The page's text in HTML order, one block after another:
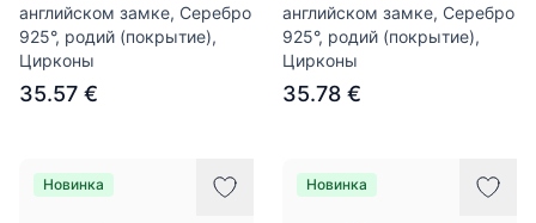
английском замке, Серебро
925°, родий (покрытие),
Цирконы
35.57 €
английском замке, Серебро
925°, родий (покрытие),
Цирконы
35.78 €
Новинка Новинка